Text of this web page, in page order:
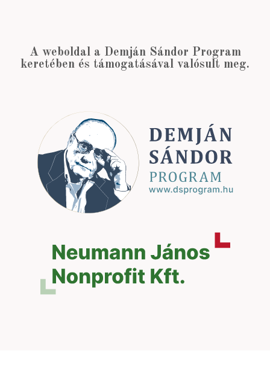
A weboldal a Demján Sándor Program
keretében és támogatásával valósult meg.